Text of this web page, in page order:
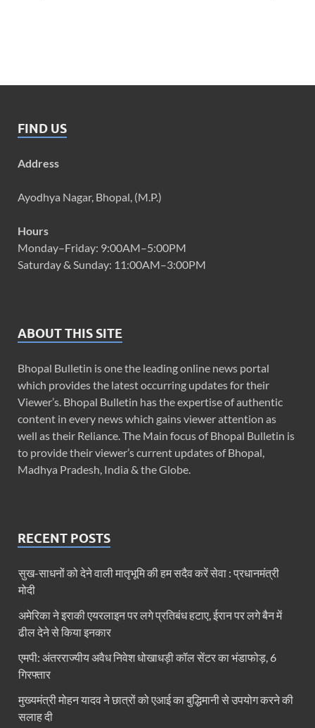
FIND US
Address
Ayodhya Nagar, Bhopal, (M.P.)
Hours
Monday–Friday: 9:00AM–5:00PM
Saturday & Sunday: 11:00AM–3:00PM
ABOUT THIS SITE
Bhopal Bulletin is one the leading online news portal
which provides the latest occurring updates for their
Viewer’s. Bhopal Bulletin has the expertise of authentic
content in every news which gains viewer attention as
well as their Reliance. The Main focus of Bhopal Bulletin is
to provide their viewer’s current updates of Bhopal,
Madhya Pradesh, India & the Globe.
RECENT POSTS
सुख-साधनों को देने वाली मातृभूमि की हम सदैव करें सेवा : प्रधानमंत्री
मोदी
अमेरिका ने इराकी एयरलाइन पर लगे प्रतिबंध हटाए, ईरान पर लगे बैन में
ढील देने से किया इनकार
एमपी: अंतरराज्यीय अवैध निवेश धोखाधड़ी कॉल सेंटर का भंडाफोड़, 6
गिरफ्तार
मुख्यमंत्री मोहन यादव ने छात्रों को एआई का बुद्धिमानी से उपयोग करने की
सलाह दी